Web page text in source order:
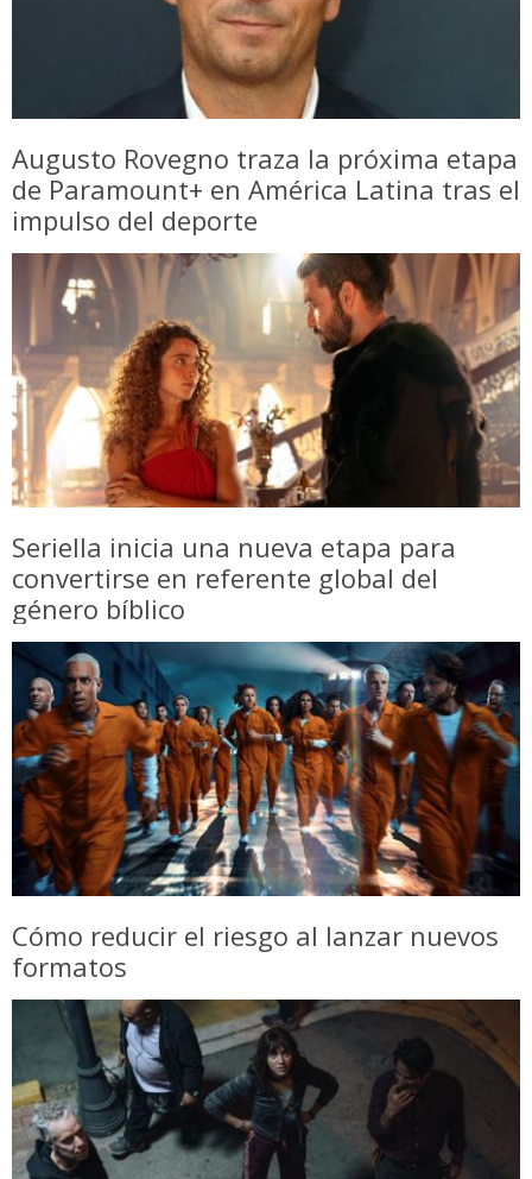
Augusto Rovegno traza la próxima etapa
de Paramount+ en América Latina tras el
impulso del deporte
Seriella inicia una nueva etapa para
convertirse en referente global del
género bíblico
Cómo reducir el riesgo al lanzar nuevos
formatos